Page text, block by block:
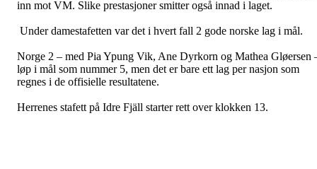
inn mot VM. Slike prestasjoner smitter også innad i laget.
Under damestafetten var det i hvert fall 2 gode norske lag i mål.
Norge 2 – med Pia Ypung Vik, Ane Dyrkorn og Mathea Gløersen
løp i mål som nummer 5, men det er bare ett lag per nasjon som
regnes i de offisielle resultatene.
Herrenes stafett på Idre Fjäll starter rett over klokken 13.